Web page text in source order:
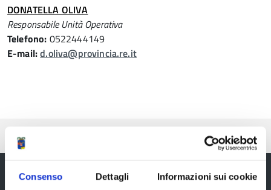
Consenso Dettagli Informazioni sui cookie
DONATELLA OLIVA
Responsabile Unità Operativa
Telefono: 0522444149
E-mail:d.oliva@provincia.re.it
Pubblicato: 31 Maggio 2016